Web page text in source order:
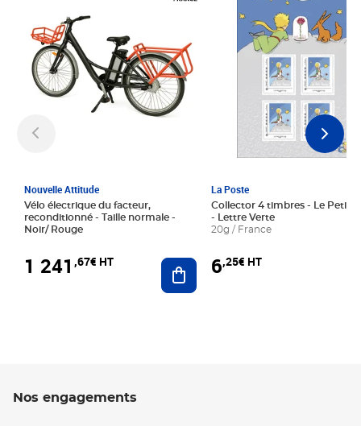
Nouvelle Attitude
Vélo électrique du facteur,
reconditionné - Taille normale -
Noir/ Rouge
1 241 ,67€ HT Ajouter au panier
La Poste
Collector 4 timbres - Le Petit
- Lettre Verte
20g / France
6,25€ HT
Nos engagements